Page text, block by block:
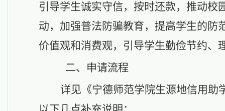
引导学生诚实守信，按时还款，推动校
动，加强普法防骗教育，提高学生的防
价值观和消费观，引导学生勤俭节约、
二、申请流程
详见《宁德师范学院生源地信用助